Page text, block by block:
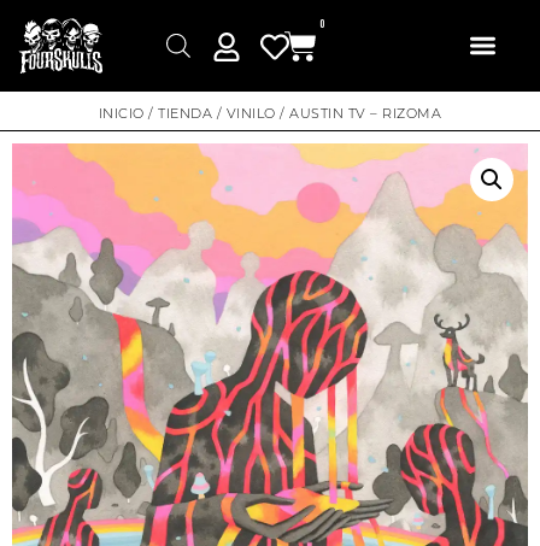
0
INICIO /TIENDA / VINILO / AUSTIN TV – RIZOMA